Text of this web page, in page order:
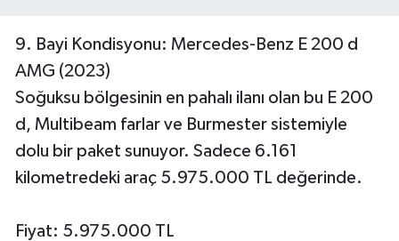
9. Bayi Kondisyonu: Mercedes-Benz E 200 d
AMG (2023)
Soğuksu bölgesinin en pahalı ilanı olan bu E 200
d, Multibeam farlar ve Burmester sistemiyle
dolu bir paket sunuyor. Sadece 6.161
kilometredeki araç 5.975.000 TL değerinde.
Fiyat: 5.975.000 TL